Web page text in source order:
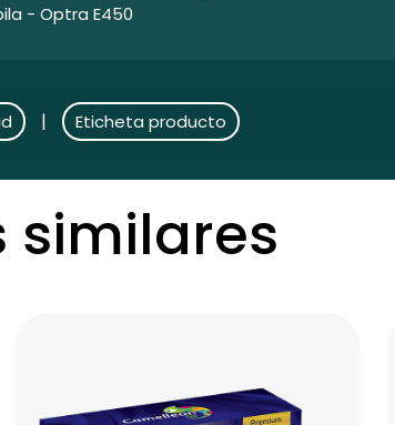
- Optra E450
| Eticheta producto
similares